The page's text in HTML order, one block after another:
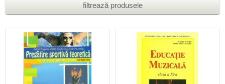
filtrează produsele